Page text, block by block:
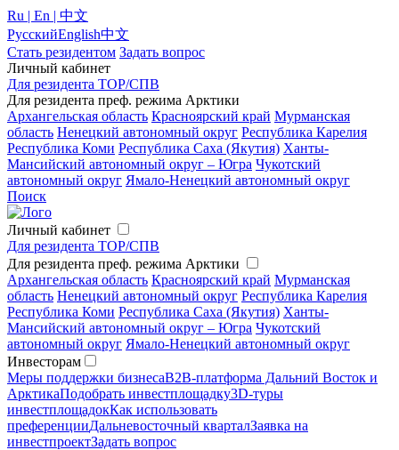
Ru | En | 中文
РусскийEnglish中文
Стать резидентом Задать вопрос
Личный кабинет
Для резидента ТОР/СПВ
Для резидента преф. режима Арктики
Архангельская область Красноярский край Мурманская
область Ненецкий автономный округ Республика Карелия
Республика Коми Республика Саха (Якутия) Ханты-
Мансийский автономный округ – Югра Чукотский
автономный округ Ямало-Ненецкий автономный округ
Поиск
Личный кабинет
Для резидента ТОР/СПВ
Для резидента преф. режима Арктики
Архангельская область Красноярский край Мурманская
область Ненецкий автономный округ Республика Карелия
Республика Коми Республика Саха (Якутия) Ханты-
Мансийский автономный округ – Югра Чукотский
автономный округ Ямало-Ненецкий автономный округ
Инвесторам
Меры поддержки бизнесаB2B-платформа Дальний Восток и
АрктикаПодобрать инвестплощадку3D-туры
инвестплощадокКак использовать
преференцииДальневосточный кварталЗаявка на
инвестпроектЗадать вопрос